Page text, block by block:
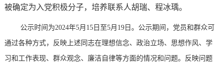
被确定为入党积极分子，培养联系人胡瑞、程冰瑀。
公示时间为2024年5月15日至5月19日。公示期间，党员和群众可
通过各种方式，反映上述同志在理想信念、政治立场、思想作风、学
习和工作表现、群众观念、廉洁自律等方面的情况和问题。反映问题